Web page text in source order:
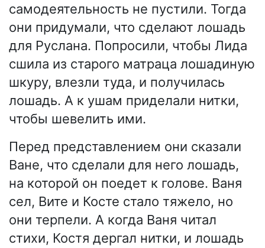
самодеятельность не пустили. Тогда
они придумали, что сделают лошадь
для Руслана. Попросили, чтобы Лида
сшила из старого матраца лошадиную
шкуру, влезли туда, и получилась
лошадь. А к ушам приделали нитки,
чтобы шевелить ими.
Перед представлением они сказали
Ване, что сделали для него лошадь,
на которой он поедет к голове. Ваня
сел, Вите и Косте стало тяжело, но
они терпели. А когда Ваня читал
стихи, Костя дергал нитки, и лошадь